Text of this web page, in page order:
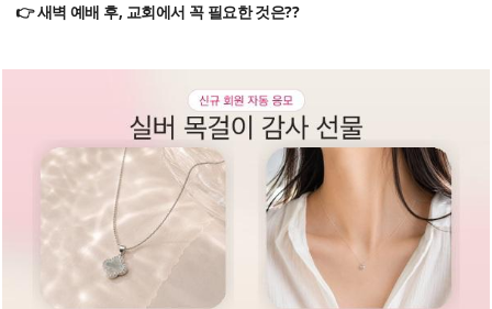
👉 새벽 예배 후, 교회에서 꼭 필요한 것은??